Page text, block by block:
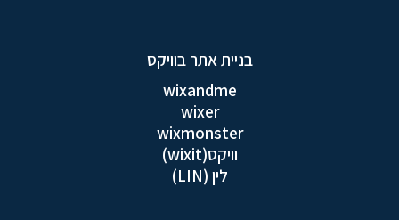
בניית אתר בוויקס
wixandme
wixer
wixmonster
וויקס(wixit)
לין (LIN)